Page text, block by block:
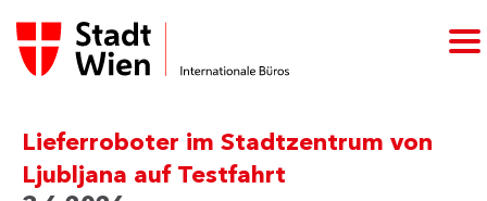
Lieferroboter im Stadtzentrum von
Ljubljana auf Testfahrt